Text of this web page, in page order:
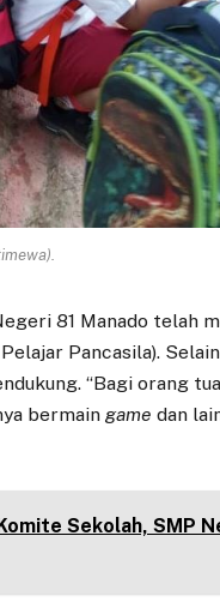
81 Manado telah
Pancasila).
“Bagi orang
bermaingame dan
Sekolah, SMP